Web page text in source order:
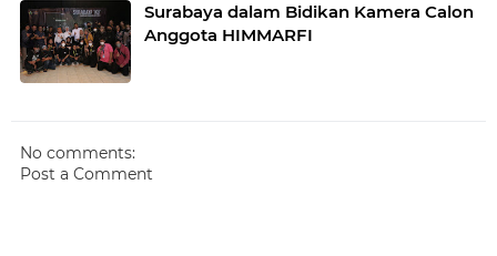
Surabaya dalam Bidikan Kamera Calon
Anggota HIMMARFI
No comments:
Post a Comment